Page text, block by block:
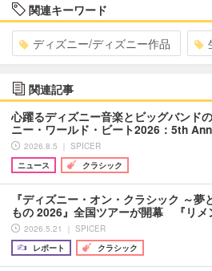
関連キーワード
ディズニー/ディズニー作品
関連記事
心躍るディズニー音楽とビッグバンド
ニー・ワールド・ビート2026：5th
2026.8.5 ｜ SPICER
ニュース
クラシック
『ディズニー・オン・クラシック ～夢
もの 2026』全国ツアーが開幕 『リ
2026.5.21 ｜ SPICER
レポート
クラシック